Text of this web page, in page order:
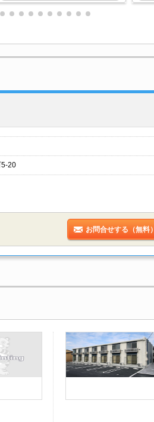
5-20
お問合せする（無料）